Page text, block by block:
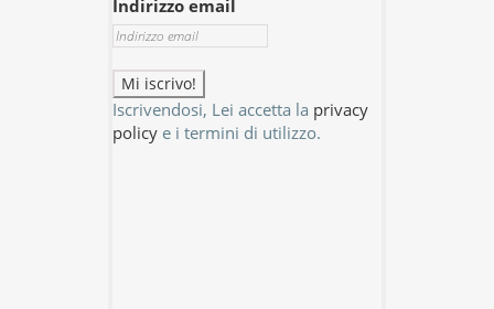
Indirizzo email
Iscrivendosi, Lei accetta la privacy
policye i termini di utilizzo.